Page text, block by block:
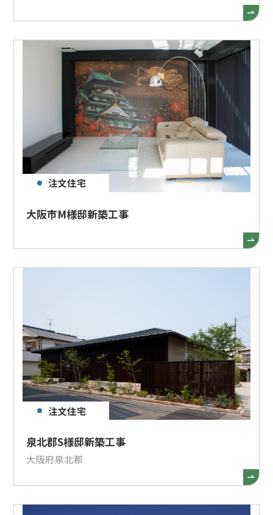
注文住宅
大阪市M様邸新築工事
注文住宅
泉北郡S様邸新築工事
大阪府泉北郡